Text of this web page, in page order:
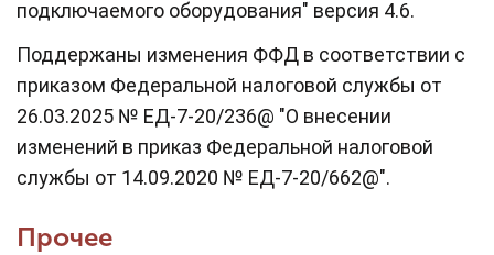
подключаемого оборудования" версия 4.6.
Поддержаны изменения ФФД в соответствии с
приказом Федеральной налоговой службы от
26.03.2025 № ЕД-7-20/236@ "О внесении
изменений в приказ Федеральной налоговой
службы от 14.09.2020 № ЕД-7-20/662@".
Прочее